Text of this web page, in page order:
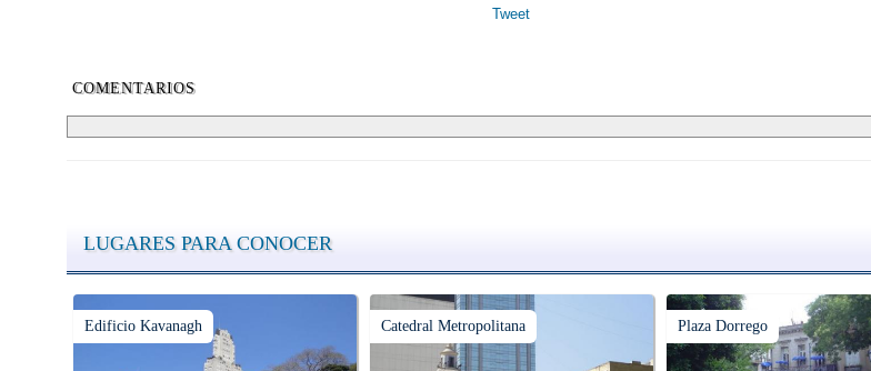
Tweet
COMENTARIOS
LUGARES PARA CONOCER
Edificio Kavanagh Catedral Metropolitana Plaza Dorrego